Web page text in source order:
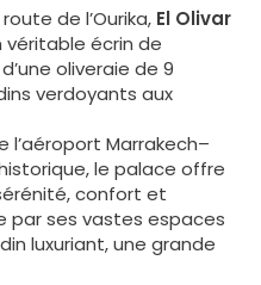
de l’Ourika, El Olivar
véritable écrin de
oliveraie de 9
verdoyants aux
l’aéroport Marrakech–
le palace offre
confort et
par ses vastes espaces
luxuriant, une grande
et un Aquaparc